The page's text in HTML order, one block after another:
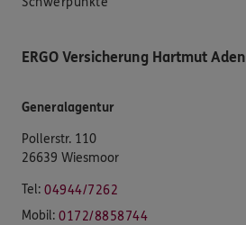
ERGO Versicherung Hartmut Aden
Generalagentur
Pollerstr. 110
26639 Wiesmoor
Tel: 04944/7262
Mobil: 0172/8858744